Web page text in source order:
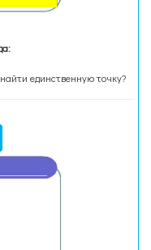
единственную точку?